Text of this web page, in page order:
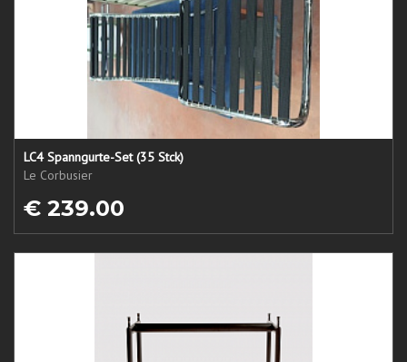
LC4 Spanngurte-Set (35 Stck)
Le Corbusier
€ 239.00